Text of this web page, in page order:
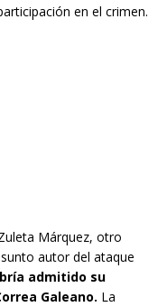
en el crimen.
Márquez, otro
autor del ataque
admitido su
Galeano. La